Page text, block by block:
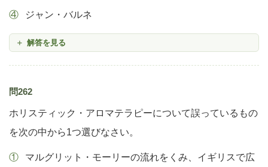
ジャン・バルネ
解答を見る
問262
ホリスティック・アロマテラピーについて誤っているもの
を次の中から1つ選びなさい。
マルグリット・モーリーの流れをくみ、イギリスで広